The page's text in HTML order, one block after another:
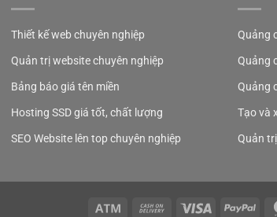
Thiết kế web chuyên nghiệp
Quản trị website chuyên nghiệp
Bảng báo giá tên miền
Hosting SSD giá tốt, chất lượng
SEO Website lên top chuyên nghiệp
Quảng
Quảng
Quảng
Tạo và
Quản
Atm Cash Visa